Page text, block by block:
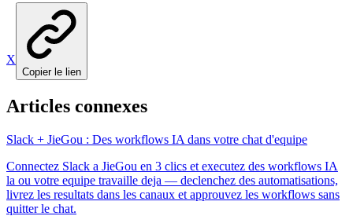
X
Copier le lien
Articles connexes
Slack + JieGou : Des workflows IA dans votre chat d'equipe
Connectez Slack a JieGou en 3 clics et executez des workflows IA
la ou votre equipe travaille deja — declenchez des automatisations,
livrez les resultats dans les canaux et approuvez les workflows sans
quitter le chat.